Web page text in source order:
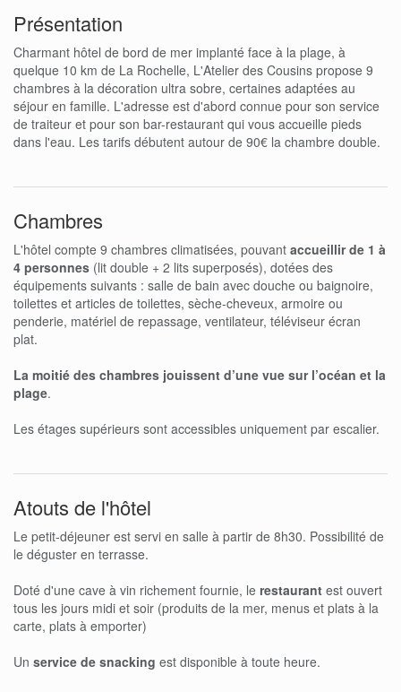
Présentation
Charmant hôtel de bord de mer implanté face à la plage, à
quelque 10 km de La Rochelle, L'Atelier des Cousins propose 9
chambres à la décoration ultra sobre, certaines adaptées au
séjour en famille. L'adresse est d'abord connue pour son service
de traiteur et pour son bar-restaurant qui vous accueille pieds
dans l'eau. Les tarifs débutent autour de 90€ la chambre double.
Chambres
L'hôtel compte 9 chambres climatisées, pouvant accueillir de 1 à
4 personnes (lit double + 2 lits superposés), dotées des
équipements suivants : salle de bain avec douche ou baignoire,
toilettes et articles de toilettes, sèche-cheveux, armoire ou
penderie, matériel de repassage, ventilateur, téléviseur écran
plat.
La moitié des chambres jouissent d’une vue sur l’océan et la
plage.
Les étages supérieurs sont accessibles uniquement par escalier.
Atouts de l'hôtel
Le petit-déjeuner est servi en salle à partir de 8h30. Possibilité de
le déguster en terrasse.
Doté d'une cave à vin richement fournie, le restaurant est ouvert
tous les jours midi et soir (produits de la mer, menus et plats à la
carte, plats à emporter)
Un service de snacking est disponible à toute heure.